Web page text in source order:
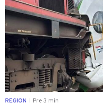
REGION Pre 3 min